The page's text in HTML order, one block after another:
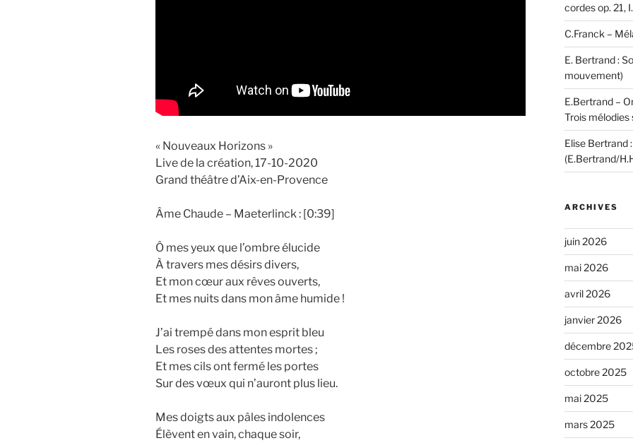
« Nouveaux Horizons »
Live de la création, 17-10-2020
Grand théâtre d’Aix-en-Provence
Âme Chaude – Maeterlinck : [0:39]
Ô mes yeux que l’ombre élucide
À travers mes désirs divers,
Et mon cœur aux rêves ouverts,
Et mes nuits dans mon âme humide !
J’ai trempé dans mon esprit bleu
Les roses des attentes mortes ;
Et mes cils ont fermé les portes
Sur des vœux qui n’auront plus lieu.
Mes doigts aux pâles indolences
Élèvent en vain, chaque soir,
cordes op. 21,
C.Franck –
E. Bertrand :
mouvement)
E.Bertrand –
Trois mélodies
Elise Bertrand
(E.Bertrand/
ARCHIVES
juin 2026
mai 2026
avril 2026
janvier 2026
décembre
octobre 2025
mai 2025
mars 2025